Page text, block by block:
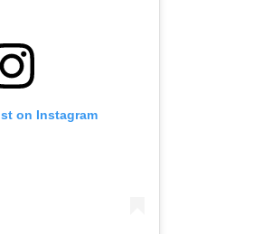
on Instagram